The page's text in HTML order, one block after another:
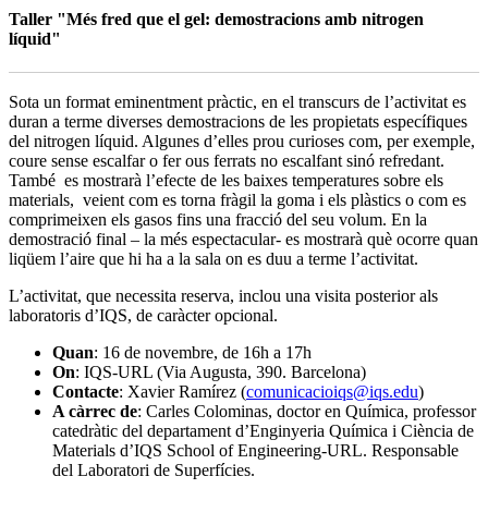
Taller "Més fred que el gel: demostracions amb nitrogen
líquid"
Sota un format eminentment pràctic, en el transcurs de l’activitat es
duran a terme diverses demostracions de les propietats específiques
del nitrogen líquid. Algunes d’elles prou curioses com, per exemple,
coure sense escalfar o fer ous ferrats no escalfant sinó refredant.
També es mostrarà l’efecte de les baixes temperatures sobre els
materials, veient com es torna fràgil la goma i els plàstics o com es
comprimeixen els gasos fins una fracció del seu volum. En la
demostració final – la més espectacular- es mostrarà què ocorre quan
liqüem l’aire que hi ha a la sala on es duu a terme l’activitat.
L’activitat, que necessita reserva, inclou una visita posterior als
laboratoris d’IQS, de caràcter opcional.
Quan: 16 de novembre, de 16h a 17h
On: IQS-URL (Via Augusta, 390. Barcelona)
Contacte: Xavier Ramírez (comunicacioiqs@iqs.edu)
A càrrec de: Carles Colominas, doctor en Química, professor
catedràtic del departament d’Enginyeria Química i Ciència de
Materials d’IQS School of Engineering-URL. Responsable
del Laboratori de Superfícies.